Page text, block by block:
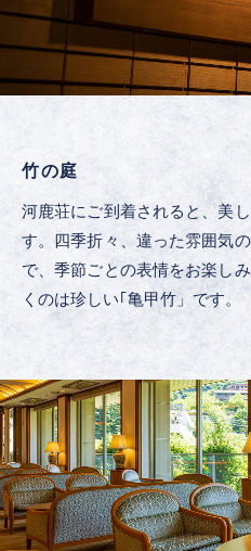
竹の庭
河鹿荘にご到着されると、美
す。四季折々、違った雰囲気
で、季節ごとの表情をお楽し
くのは珍しい｢亀甲竹」です。